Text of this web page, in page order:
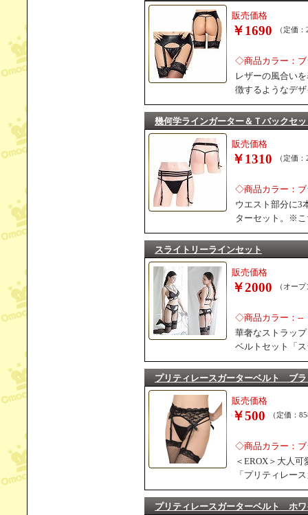
販売価格
￥1690 （定価
◇商品カラー：ブ
レザーの風合い
徴するようなデ
幾何学ラインガーター＆Ｔバックセ
販売価格
￥1310 （定価
◇商品カラー：ブ
ウエスト部分に3
ターセット。※こ
スライトリーラインセット
販売価格
￥2000 （オー
◇商品カラー：--
華奢なストラッ
ベルトセット「
プリティレースガーターベルト ブラ
販売価格
￥500 （定価：
◇商品カラー：ブ
＜EROX＞大人
「プリティレー
プリティレースガーターベルト ホワ